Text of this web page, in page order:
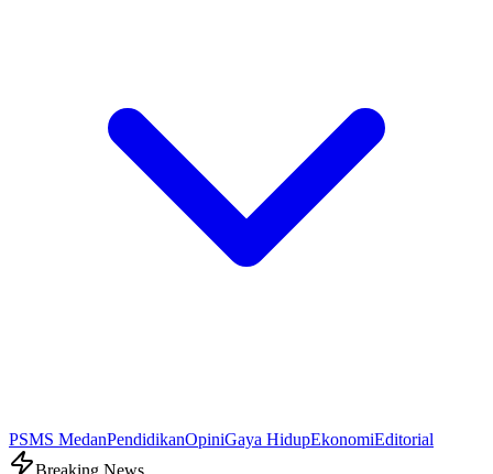
PSMS MedanPendidikanOpiniGaya HidupEkonomiEditorial
Breaking News